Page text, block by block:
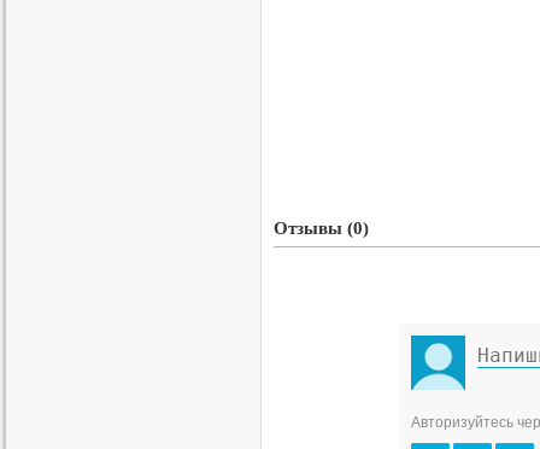
Отзывы (0)
Авторизуйтесь